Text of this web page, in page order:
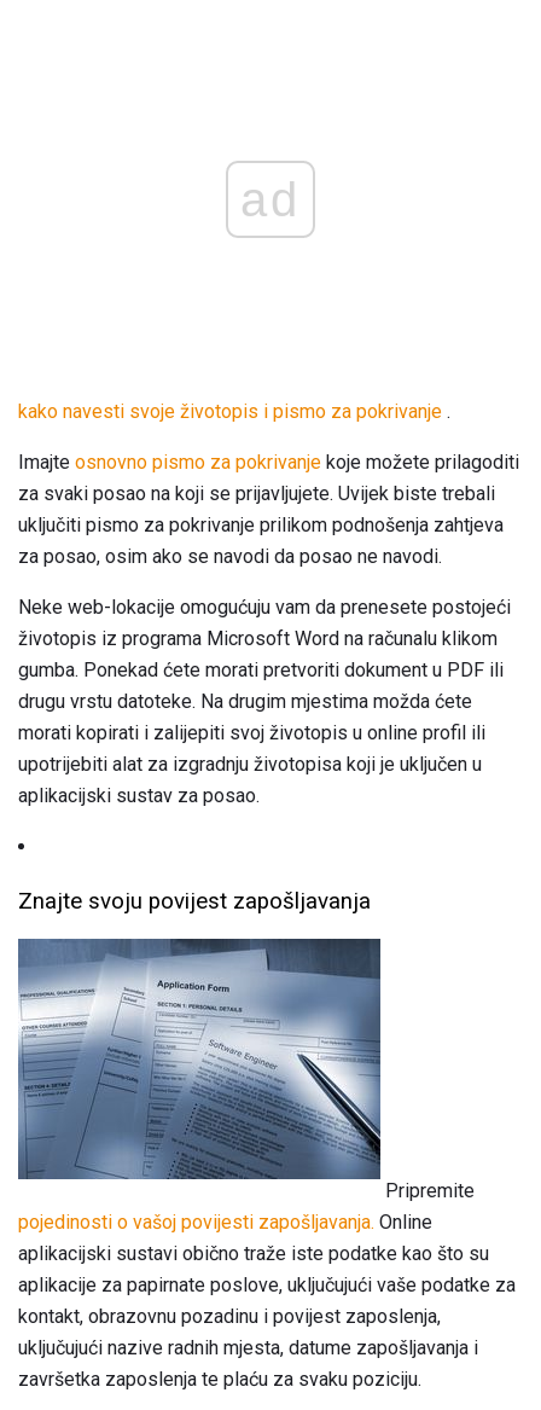
ad
kako navesti svoje životopis i pismo za pokrivanje .
Imajte osnovno pismo za pokrivanje koje možete prilagoditi
za svaki posao na koji se prijavljujete. Uvijek biste trebali
uključiti pismo za pokrivanje prilikom podnošenja zahtjeva
za posao, osim ako se navodi da posao ne navodi.
Neke web-lokacije omogućuju vam da prenesete postojeći
životopis iz programa Microsoft Word na računalu klikom
gumba. Ponekad ćete morati pretvoriti dokument u PDF ili
drugu vrstu datoteke. Na drugim mjestima možda ćete
morati kopirati i zalijepiti svoj životopis u online profil ili
upotrijebiti alat za izgradnju životopisa koji je uključen u
aplikacijski sustav za posao.
Znajte svoju povijest zapošljavanja
Pripremite
pojedinosti o vašoj povijesti zapošljavanja. Online
aplikacijski sustavi obično traže iste podatke kao što su
aplikacije za papirnate poslove, uključujući vaše podatke za
kontakt, obrazovnu pozadinu i povijest zaposlenja,
uključujući nazive radnih mjesta, datume zapošljavanja i
završetka zaposlenja te plaću za svaku poziciju.